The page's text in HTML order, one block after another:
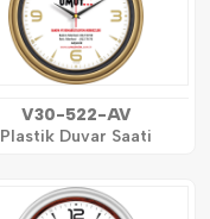
V30-522-AV
Plastik Duvar Saati